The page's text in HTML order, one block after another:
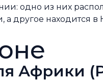
одно из них
другое находится в
Африки